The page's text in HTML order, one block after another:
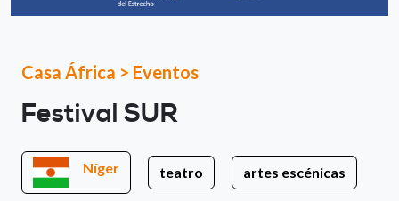
Casa África > Eventos
Festival SUR
Níger teatro artes escénicas